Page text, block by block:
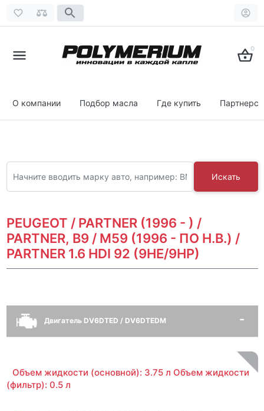
0
О компании Подбор масла Где купить
Искать
PEUGEOT / PARTNER (1996 - ) /
PARTNER, B9 / M59 (1996 - ПО Н.В.) /
PARTNER 1.6 HDI 92 (9HE/9HP)
Двигатель DV6DTED / DV6DTEDM
Объем жидкости (основной): 3.75 л Объем жидкости
(фильтр): 0.5 л